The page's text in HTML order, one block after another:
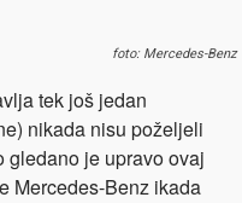
foto: Mercedes-Benz
tek još jedan
nikada nisu poželjeli
gledano je upravo ovaj
Mercedes-Benz ikada